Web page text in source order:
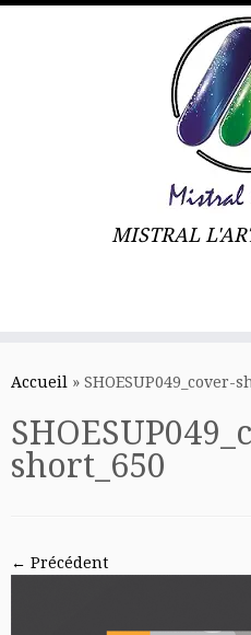
MISTRAL
Accueil » SHOESUP049_cover-
short_650
← Précédent